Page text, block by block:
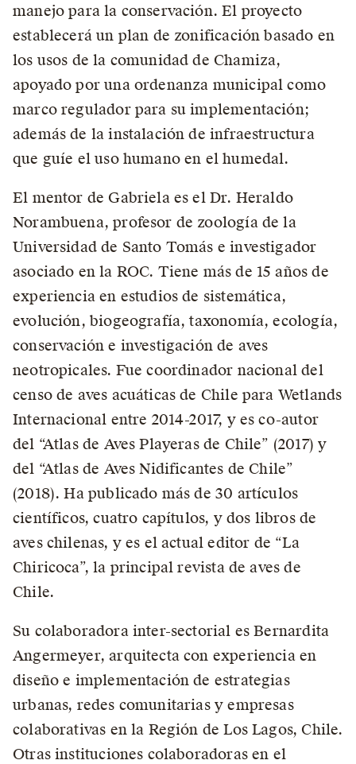
manejo para la conservación. El proyecto
establecerá un plan de zonificación basado en
los usos de la comunidad de Chamiza,
apoyado por una ordenanza municipal como
marco regulador para su implementación;
además de la instalación de infraestructura
que guíe el uso humano en el humedal.
El mentor de Gabriela es el Dr. Heraldo
Norambuena, profesor de zoología de la
Universidad de Santo Tomás e investigador
asociado en la ROC. Tiene más de 15 años de
experiencia en estudios de sistemática,
evolución, biogeografía, taxonomía, ecología,
conservación e investigación de aves
neotropicales. Fue coordinador nacional del
censo de aves acuáticas de Chile para Wetlands
Internacional entre 2014-2017, y es co-autor
del “Atlas de Aves Playeras de Chile” (2017) y
del “Atlas de Aves Nidificantes de Chile”
(2018). Ha publicado más de 30 artículos
científicos, cuatro capítulos, y dos libros de
aves chilenas, y es el actual editor de “La
Chiricoca”, la principal revista de aves de
Chile.
Su colaboradora inter-sectorial es Bernardita
Angermeyer, arquitecta con experiencia en
diseño e implementación de estrategias
urbanas, redes comunitarias y empresas
colaborativas en la Región de Los Lagos, Chile.
Otras instituciones colaboradoras en el